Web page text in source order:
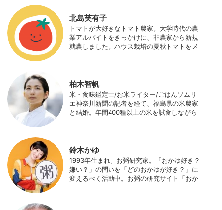
の実証試験や農産物輸出などに関わった。主
にスマート農業の実証試験やコンサルなどに
携わっている。 HP：http://www.ijas.co.jp/
北島芙有子
トマトが大好きなトマト農家。大学時代の農
業アルバイトをきっかけに、非農家から新規
就農しました。ハウス栽培の夏秋トマトをメ
柏木智帆
米・食味鑑定士/お米ライター/ごはんソムリ
エ神奈川新聞の記者を経て、福島県の米農家
と結婚。年間400種以上の米を試食しながら
食事やお弁当づくりを通して、食育にも目を
向けている。プロフィール写真 ©杉山晃造
鈴木かゆ
1993年生まれ、お粥研究家。「おかゆ好き？
嫌い？」の問いを「どのおかゆが好き？」に
変えるべく活動中。お粥の研究サイト「おか